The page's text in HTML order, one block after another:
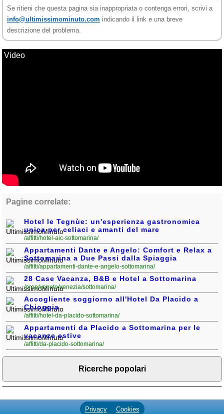
Se ritieni che questa pagina sia inappropriata o contenga errori, scrivi a
info@ultimissimominuto.com indicando il link e una breve
descrizione del problema.
Video
Pagine correlate:
Hotel le Tegnùe: un'esperienza gastronomica
unica per celiaci e amanti del mare
/affitti/hotel-aic-sottomarina/
Appartamenti Dante e Angelo: Comfort e Relax a
Sottomarina a Due Passi dalla Spiaggia
/affitti/appartamenti-dante-e-angelo-sottomarina/
28 Case Vacanza, B&B e Hotel a Sottomarina
/prop/veneto/venezia/sottomarina/
Accogliente soggiorno all'Hotel Da Placido a
Chioggia
/affitti/hotel-da-placido-sottomarina/
Appartamenti da Placido a Sottomarina per le
vacanze estive
/affitti/da-placido-sottomarina/
Ricerche popolari
Privacy Cookies